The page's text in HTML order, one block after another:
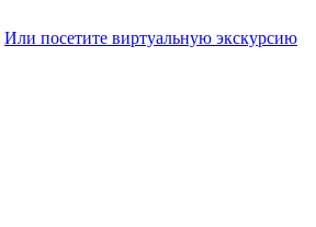
Или посетите виртуальную экскурсию